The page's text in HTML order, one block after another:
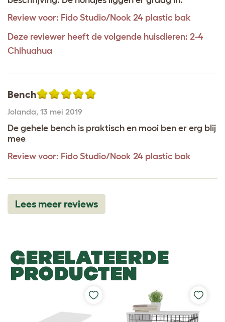
Review voor: Fido Studio/Nook 24 plastic bak
Deze reviewer heeft de volgende huisdieren: 2-4
Chihuahua
Bench
Jolanda, 13 mei 2019
De gehele bench is praktisch en mooi ben er erg blij
mee
Review voor: Fido Studio/Nook 24 plastic bak
Lees meer reviews
GERELATEERDE
PRODUCTEN